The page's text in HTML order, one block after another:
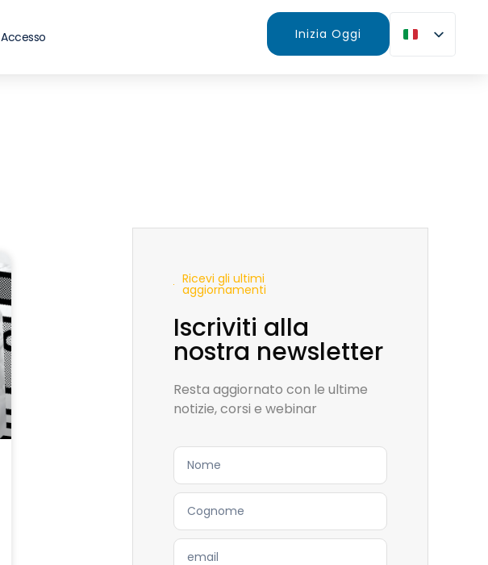
Accesso Inizia Oggi
Ricevi gli ultimi
aggiornamenti
Iscriviti alla
nostra newsletter
Resta aggiornato con le ultime
notizie, corsi e webinar